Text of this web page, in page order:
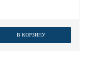
В КОРЗИНУ